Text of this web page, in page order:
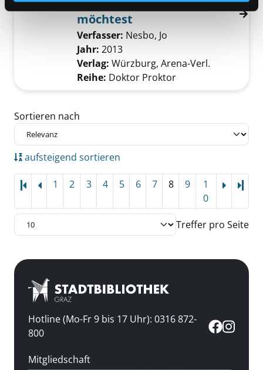
möchtest
Verfasser: Nesbo, Jo
Jahr: 2013
Verlag: Würzburg, Arena-Verl.
Reihe: Doktor Proktor
Zu den Suchfiltern springen
Sortieren nach
aufsteigend sortieren
1 2 3 4 5 6 7 8 9
1
0
Treffer pro Seite
Hotline (Mo-Fr 9 bis 17 Uhr): 0316 872-
800
Mitgliedschaft